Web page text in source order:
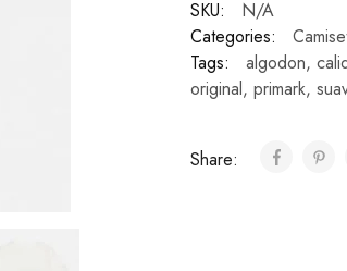
SKU:
N/A
Categories:
Tags:
algodon,
original, primark,
Share: